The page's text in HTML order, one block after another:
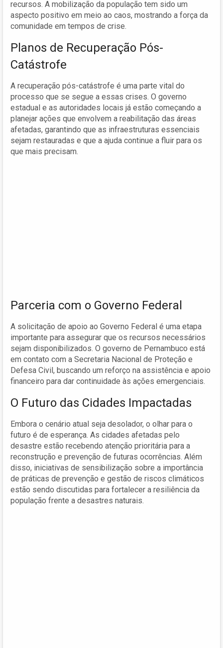
recursos. A mobilização da população tem sido um
aspecto positivo em meio ao caos, mostrando a força da
comunidade em tempos de crise.
Planos de Recuperação Pós-
Catástrofe
A recuperação pós-catástrofe é uma parte vital do
processo que se segue a essas crises. O governo
estadual e as autoridades locais já estão começando a
planejar ações que envolvem a reabilitação das áreas
afetadas, garantindo que as infraestruturas essenciais
sejam restauradas e que a ajuda continue a fluir para os
que mais precisam.
Parceria com o Governo Federal
A solicitação de apoio ao Governo Federal é uma etapa
importante para assegurar que os recursos necessários
sejam disponibilizados. O governo de Pernambuco está
em contato com a Secretaria Nacional de Proteção e
Defesa Civil, buscando um reforço na assistência e apoio
financeiro para dar continuidade às ações emergenciais.
O Futuro das Cidades Impactadas
Embora o cenário atual seja desolador, o olhar para o
futuro é de esperança. As cidades afetadas pelo
desastre estão recebendo atenção prioritária para a
reconstrução e prevenção de futuras ocorrências. Além
disso, iniciativas de sensibilização sobre a importância
de práticas de prevenção e gestão de riscos climáticos
estão sendo discutidas para fortalecer a resiliência da
população frente a desastres naturais.